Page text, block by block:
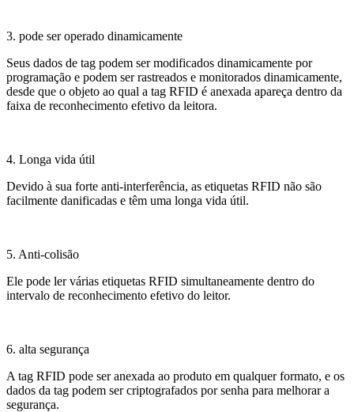
3. pode ser operado dinamicamente
Seus dados de tag podem ser modificados dinamicamente por
programação e podem ser rastreados e monitorados dinamicamente,
desde que o objeto ao qual a tag RFID é anexada apareça dentro da
faixa de reconhecimento efetivo da leitora.
4. Longa vida útil
Devido à sua forte anti-interferência, as etiquetas RFID não são
facilmente danificadas e têm uma longa vida útil.
5. Anti-colisão
Ele pode ler várias etiquetas RFID simultaneamente dentro do
intervalo de reconhecimento efetivo do leitor.
6. alta segurança
A tag RFID pode ser anexada ao produto em qualquer formato, e os
dados da tag podem ser criptografados por senha para melhorar a
segurança.